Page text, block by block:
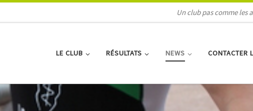
Un club pas comme les
LE CLUB RÉSULTATS NEWS CONTACTER